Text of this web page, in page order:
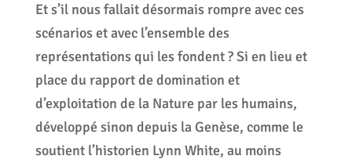
Et s’il nous fallait désormais rompre avec ces
scénarios et avec l’ensemble des
représentations qui les fondent ? Si en lieu et
place du rapport de domination et
d’exploitation de la Nature par les humains,
développé sinon depuis la Genèse, comme le
soutient l’historien Lynn White, au moins